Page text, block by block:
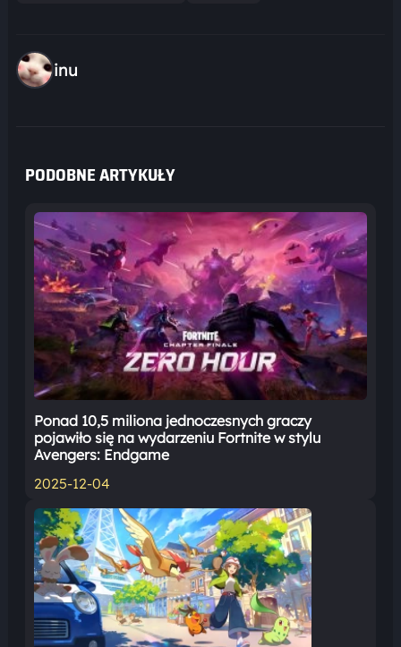
inu
PODOBNE ARTYKUŁY
Ponad 10,5 miliona jednoczesnych graczy
pojawiło się na wydarzeniu Fortnite w stylu
Avengers: Endgame
2025-12-04